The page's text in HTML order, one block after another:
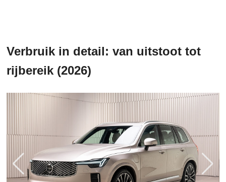
Verbruik in detail: van uitstoot tot
rijbereik (2026)